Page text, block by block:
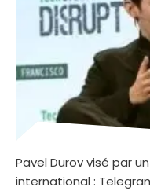
Pavel Durov visé par
international :